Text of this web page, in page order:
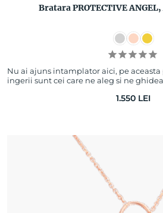
Bratara PROTECTIVE
Nu ai ajuns intamplator aici, pe aceasta
ingerii sunt cei care ne aleg si ne
1.550 LEI